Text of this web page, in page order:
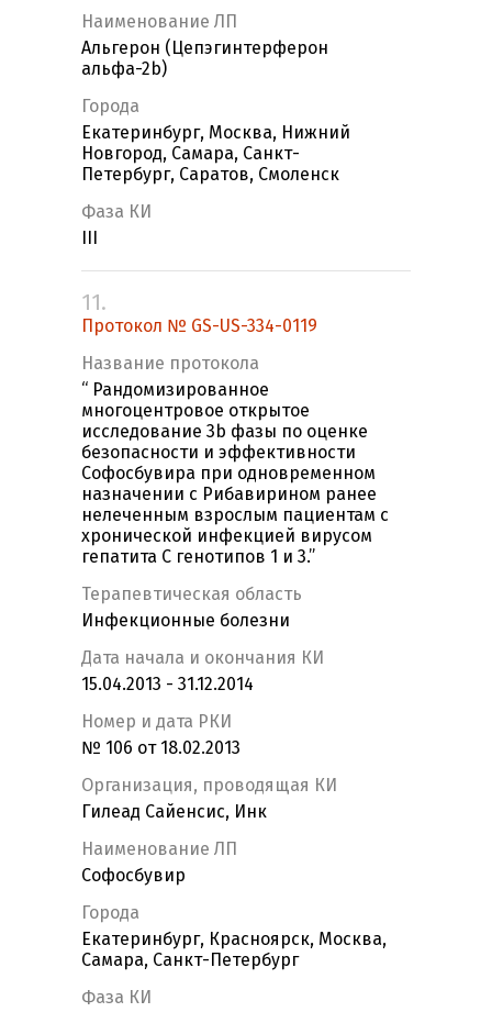
Наименование ЛП
Альгерон (Цепэгинтерферон
альфа-2b)
Города
Екатеринбург, Москва, Нижний
Новгород, Самара, Санкт-
Петербург, Саратов, Смоленск
Фаза КИ
11.
Протокол № GS-US-334-0119
Название протокола
“ Рандомизированное
многоцентровое открытое
исследование 3b фазы по оценке
безопасности и эффективности
Софосбувира при одновременном
назначении с Рибавирином ранее
нелеченным взрослым пациентам с
хронической инфекцией вирусом
гепатита С генотипов 1 и 3.”
Терапевтическая область
Инфекционные болезни
Дата начала и окончания КИ
15.04.2013 - 31.12.2014
Номер и дата РКИ
№ 106 от 18.02.2013
Организация, проводящая КИ
Гилеад Сайенсис, Инк
Наименование ЛП
Софосбувир
Города
Екатеринбург, Красноярск, Москва,
Самара, Санкт-Петербург
Фаза КИ